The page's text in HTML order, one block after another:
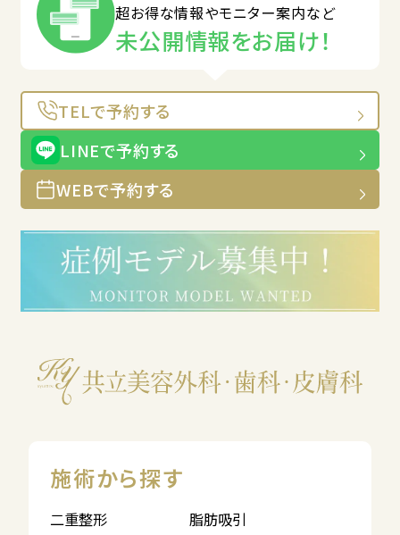
超お得な情報やモニター案内など
未公開情報をお届け！
TELで予約する
LINEで予約する
WEBで予約する
施術から探す
二重整形
脂肪吸引